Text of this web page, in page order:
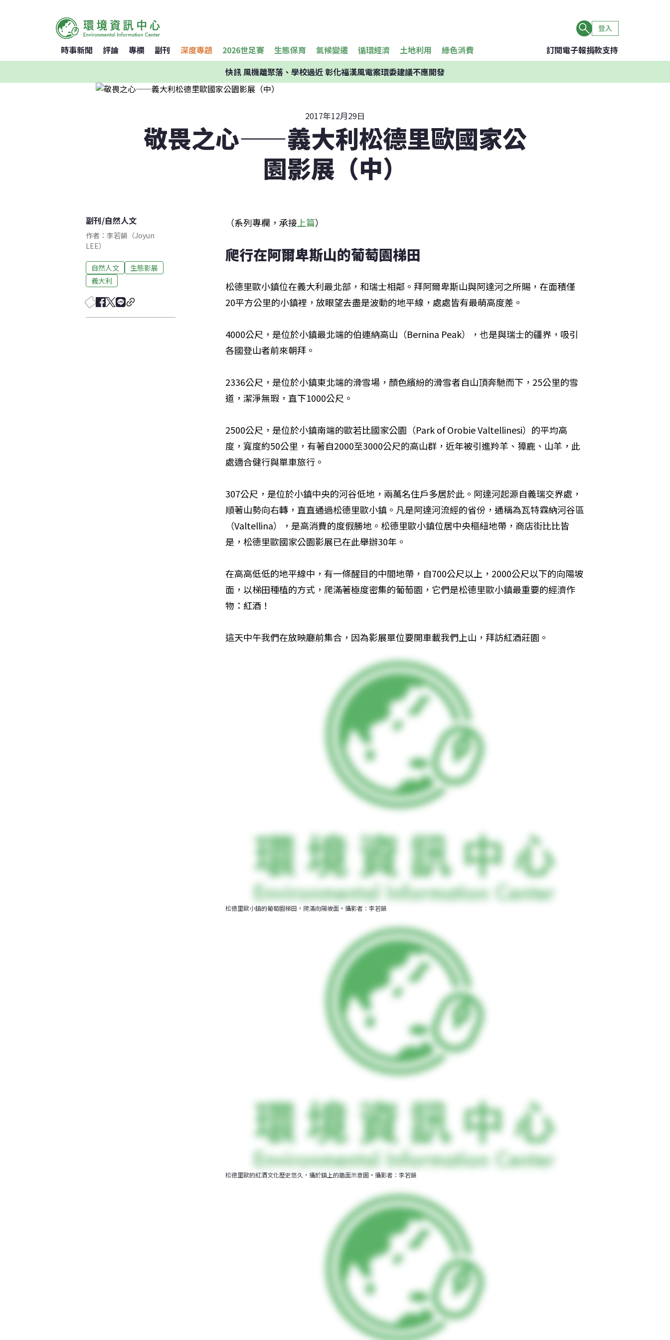
登入
時事新聞 評論 專欄 副刊 深度專題 2026世足賽 生態保育 氣候變遷 循環經濟 土地利用 綠色消費 訂閱電子報捐款支持
快訊風機離聚落、學校過近 彰化福漢風電案環委建議不應開發
2017年12月29日
敬畏之心——義大利松德里歐國家公
園影展（中）
副刊/自然人文
作者：李若韻（Joyun
LEE）​
自然人文
生態影展
義大利
（系列專欄，承接 上篇）
爬行在阿爾卑斯山的葡萄園梯田
松德里歐小鎮位在義大利最北部，和瑞士相鄰。拜阿爾卑斯山與阿達河之所賜，在面積僅
20平方公里的小鎮裡，放眼望去盡是波動的地平線，處處皆有最萌高度差。
4000公尺，是位於小鎮最北端的伯連納高山（Bernina Peak），也是與瑞士的疆界，吸引
各國登山者前來朝拜。
2336公尺，是位於小鎮東北端的滑雪場，顏色繽紛的滑雪者自山頂奔馳而下，25公里的雪
道，潔淨無瑕，直下1000公尺。
2500公尺，是位於小鎮南端的歐若比國家公園（Park of Orobie Valtellinesi）的平均高
度，寬度約50公里，有著自2000至3000公尺的高山群，近年被引進羚羊、獐鹿、山羊，此
處適合健行與單車旅行。
307公尺，是位於小鎮中央的河谷低地，兩萬名住戶多居於此。阿達河起源自義瑞交界處，
順著山勢向右轉，直直通過松德里歐小鎮。凡是阿達河流經的省份，通稱為瓦特霖納河谷區
（Valtellina），是高消費的度假勝地。松德里歐小鎮位居中央樞紐地帶，商店街比比皆
是，松德里歐國家公園影展已在此舉辦30年。
在高高低低的地平線中，有一條醒目的中間地帶，自700公尺以上，2000公尺以下的向陽坡
面，以梯田種植的方式，爬滿著極度密集的葡萄園，它們是松德里歐小鎮最重要的經濟作
物：紅酒！
這天中午我們在放映廳前集合，因為影展單位要開車載我們上山，拜訪紅酒莊園。
松德里歐小鎮的葡萄園梯田，爬滿向陽坡面。攝影者：李若韻
松德里歐的紅酒文化歷史悠久，攝於鎮上的牆面示意圖。攝影者：李若韻